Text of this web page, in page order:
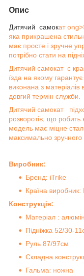
Опис
Дитячий самокат
яка прикрашена
має просте і зручне
потрібно стати на
Дитячий самокат є
їзда на якому
виконана з матеріалів
довгий термін служби.
Дитячий самокат
розворотів, що робить
модель має міцне
максимально зручного
Виробник:
Бренд: iTrike
Країна виробник:
Конструкція:
Матеріал :
Підніжка 52/30-
Руль 87/97см
Складна
Гальма: ножна